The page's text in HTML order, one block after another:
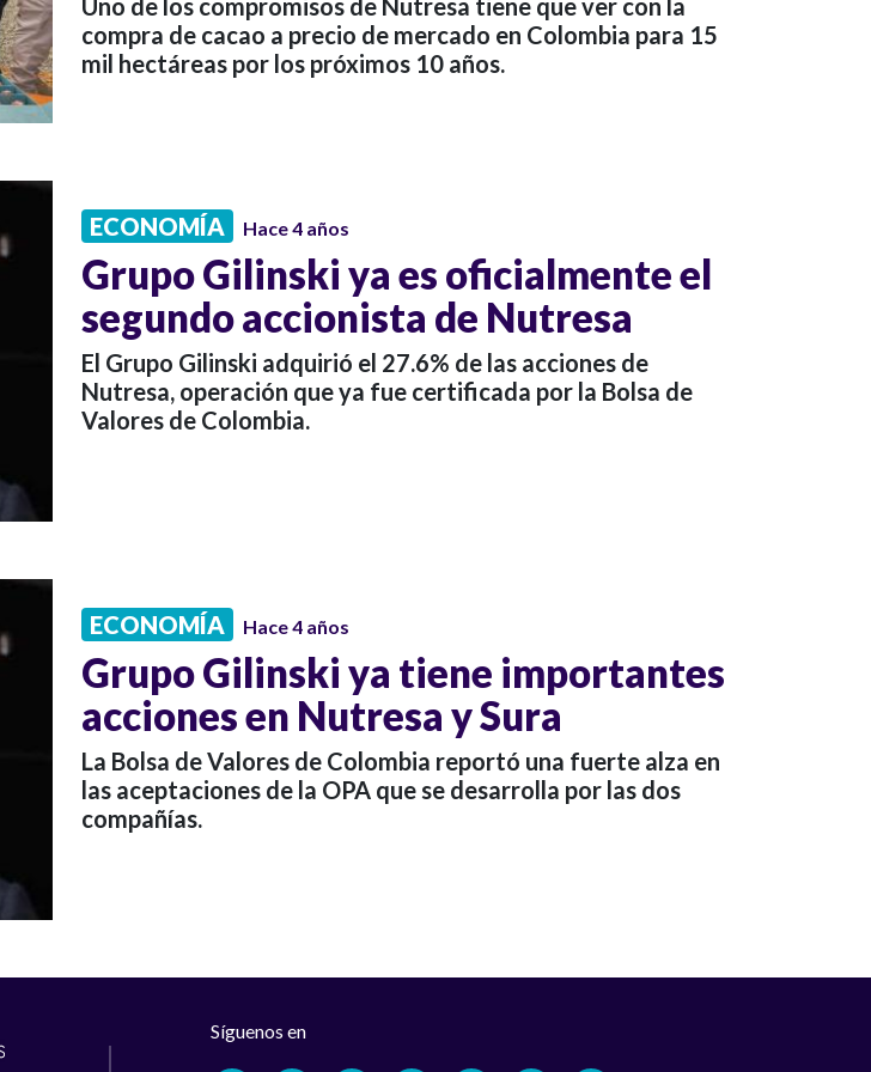
Uno de los compromisos de Nutresa tiene que ver con la
compra de cacao a precio de mercado en Colombia para 15
mil hectáreas por los próximos 10 años.
ECONOMÍA Hace 4 años
Grupo Gilinski ya es oficialmente el
segundo accionista de Nutresa
El Grupo Gilinski adquirió el 27.6% de las acciones de
Nutresa, operación que ya fue certificada por la Bolsa de
Valores de Colombia.
ECONOMÍA Hace 4 años
Grupo Gilinski ya tiene importantes
acciones en Nutresa y Sura
La Bolsa de Valores de Colombia reportó una fuerte alza en
las aceptaciones de la OPA que se desarrolla por las dos
compañías.
Síguenos en